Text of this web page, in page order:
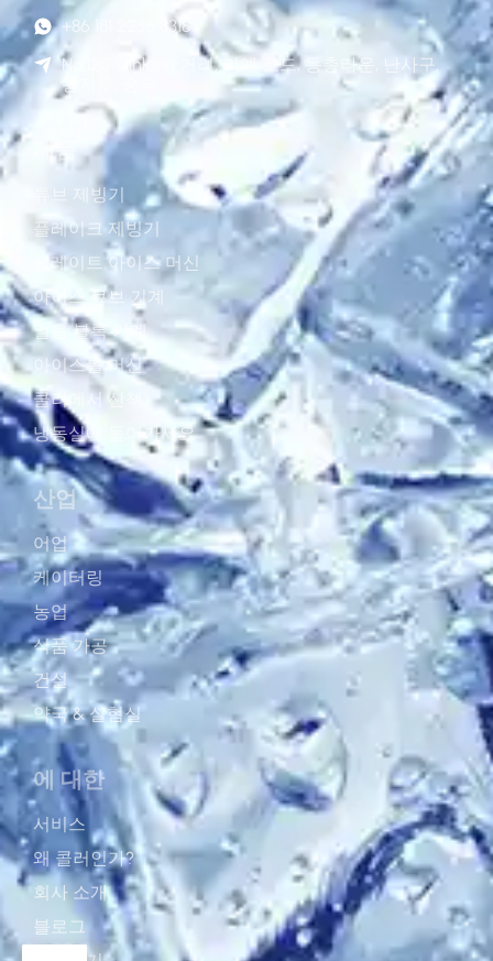
+86 181 2236 8318
No.120 Qinlong 거리, 리예 로드, 동총타운, 난사구,
광저우, 중국
제품
튜브 제빙기
플레이크 제빙기
플레이트 아이스 머신
아이스 큐브 기계
얼음 블록 기계
아이스볼 머신
쿨러에서 산책
냉동실에 들어가세요
산업
어업
케이터링
농업
식품 가공
건설
약국 & 실혐실
에 대한
서비스
왜 콜러인가?
회사 소개
블로그